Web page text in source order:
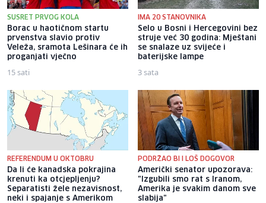
SUSRET PRVOG KOLA
Borac u haotičnom startu
prvenstva slavio protiv
Veleža, sramota Lešinara će ih
proganjati vječno
15 sati
IMA 20 STANOVNIKA
Selo u Bosni i Hercegovini bez
struje već 30 godina: Mještani
se snalaze uz svijeće i
baterijske lampe
3 sata
REFERENDUM U OKTOBRU
Da li će kanadska pokrajina
krenuti ka otcjepljenju?
Separatisti žele nezavisnost,
neki i spajanje s Amerikom
PODRŽAO BI I LOŠ DOGOVOR
Američki senator upozorava:
"Izgubili smo rat s Iranom,
Amerika je svakim danom sve
slabija"